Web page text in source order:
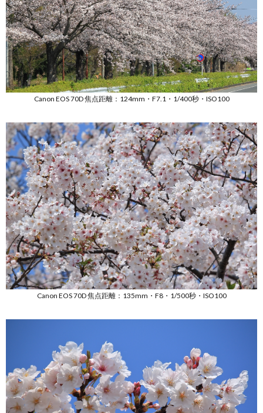
Canon EOS 70D 焦点距離：124mm・F7.1・1/400秒・ISO100
Canon EOS 70D 焦点距離：135mm・F8・1/500秒・ISO100